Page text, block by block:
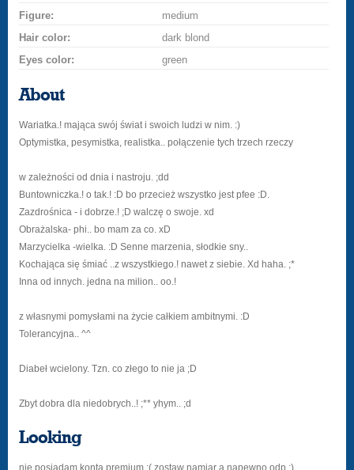
Figure:
medium
Hair color:
dark blond
Eyes color:
green
About
Wariatka.! mająca swój świat i swoich ludzi w nim. :)
Optymistka, pesymistka, realistka.. połączenie tych trzech rzeczy
w zależności od dnia i nastroju. ;dd
Buntowniczka.! o tak.! :D bo przecież wszystko jest pfee :D.
Zazdrośnica - i dobrze.! ;D walczę o swoje. xd
Obrażalska- phi.. bo mam za co. xD
Marzycielka -wielka. :D Senne marzenia, słodkie sny..
Kochająca się śmiać ..z wszystkiego.! nawet z siebie. Xd haha. ;*
Inna od innych. jedna na milion.. oo.!
z własnymi pomysłami na życie całkiem ambitnymi. :D
Tolerancyjna.. ^^
Diabeł wcielony. Tzn. co złego to nie ja ;D
Zbyt dobra dla niedobrych..! ;** yhym.. ;d
Looking
nie posiadam konta premium ;( zostaw namiar a napewno odp :)